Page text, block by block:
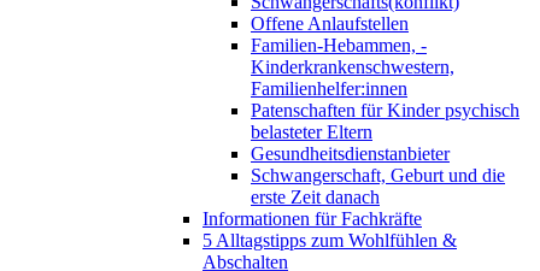
Offene Anlaufstellen
Familien-Hebammen, -
Kinderkrankenschwestern,
Familienhelfer:innen
Patenschaften für Kinder psychisch
belasteter Eltern
Gesundheitsdienstanbieter
Schwangerschaft, Geburt und die
erste Zeit danach
Informationen für Fachkräfte
5 Alltagstipps zum Wohlfühlen &
Abschalten